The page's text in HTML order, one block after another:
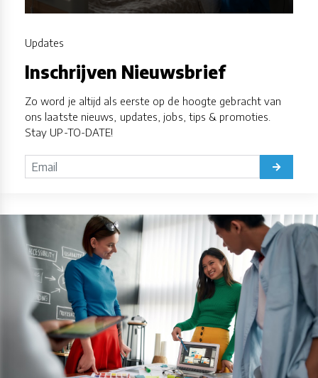
Updates
Inschrijven Nieuwsbrief
Zo word je altijd als eerste op de hoogte gebracht van
ons laatste nieuws, updates, jobs, tips & promoties.
Stay UP-TO-DATE!